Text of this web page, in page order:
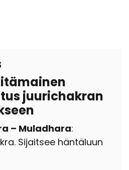
juurichakran
– Muladhara:
Sijaitsee häntäluun